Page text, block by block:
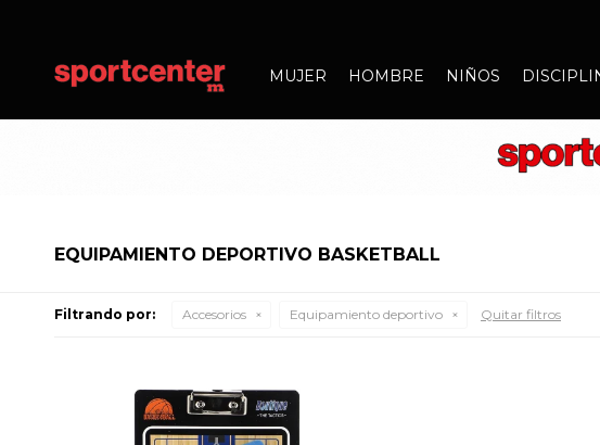
MUJER HOMBRE NIÑOS
EQUIPAMIENTO DEPORTIVO BASKETBALL
Filtrando por: Accesorios Equipamiento deportivo Quitar filtros